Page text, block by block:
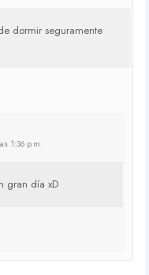
dormir seguramente
1:36 p.m.
gran día xD